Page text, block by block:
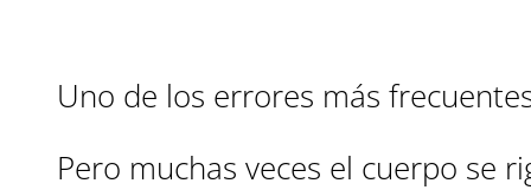
Uno de los errores más
Pero muchas veces el cuerpo se